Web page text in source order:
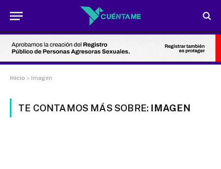
Inicio » Imagen
TE CONTAMOS MÁS SOBRE: IMAGEN